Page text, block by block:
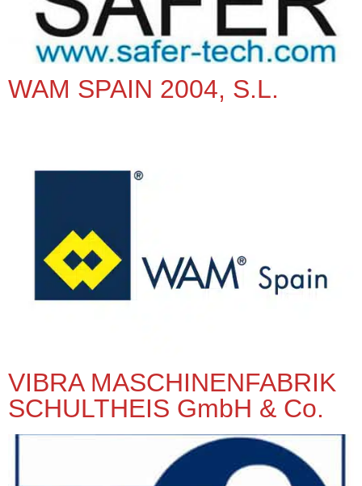
WAM SPAIN 2004, S.L.
VIBRA MASCHINENFABRIK
SCHULTHEIS GmbH & Co.